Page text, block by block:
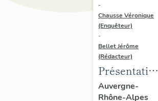
-
Chausse Véronique
(Enquêteur)
-
Bellet Jérôme
(Rédacteur)
Présentation
de
Auvergne-
Rhône-Alpes